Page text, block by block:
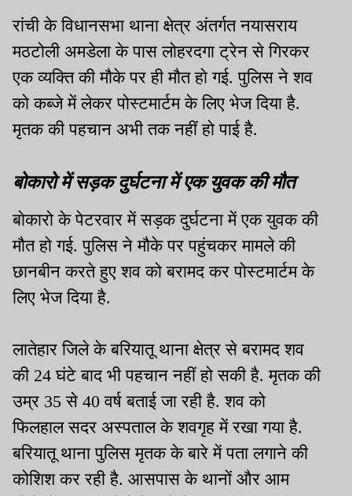
रांची के विधानसभा थाना क्षेत्र अंतर्गत नयासराय
मठटोली अमडेला के पास लोहरदगा ट्रेन से गिरकर
एक व्यक्ति की मौके पर ही मौत हो गई. पुलिस ने शव
को कब्जे में लेकर पोस्टमार्टम के लिए भेज दिया है.
मृतक की पहचान अभी तक नहीं हो पाई है.
बोकारो में सड़क दुर्घटना में एक युवक की मौत
बोकारो के पेटरवार में सड़क दुर्घटना में एक युवक की
मौत हो गई. पुलिस ने मौके पर पहुंचकर मामले की
छानबीन करते हुए शव को बरामद कर पोस्टमार्टम के
लिए भेज दिया है.
लातेहार जिले के बरियातू थाना क्षेत्र से बरामद शव
की 24 घंटे बाद भी पहचान नहीं हो सकी है. मृतक की
उम्र 35 से 40 वर्ष बताई जा रही है. शव को
फिलहाल सदर अस्पताल के शवगृह में रखा गया है.
बरियातू थाना पुलिस मृतक के बारे में पता लगाने की
कोशिश कर रही है. आसपास के थानों और आम